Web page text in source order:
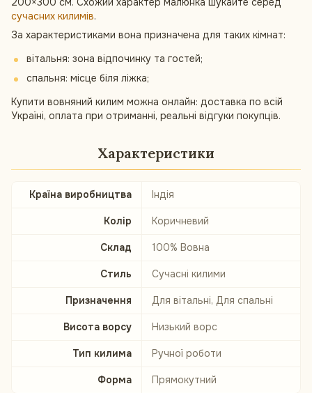
сучасних килимів.
За характеристиками вона призначена для таких кімнат:
вітальня: зона відпочинку та гостей;
спальня: місце біля ліжка;
Купити вовняний килим можна онлайн: доставка по всій
Україні, оплата при отриманні, реальні відгуки покупців.
Характеристики
Країна виробництва Індія
Колір Коричневий
Склад 100% Вовна
Стиль Сучасні килими
Призначення Для вітальні, Для спальні
Висота ворсу Низький ворс
Тип килима Ручної роботи
Форма Прямокутний